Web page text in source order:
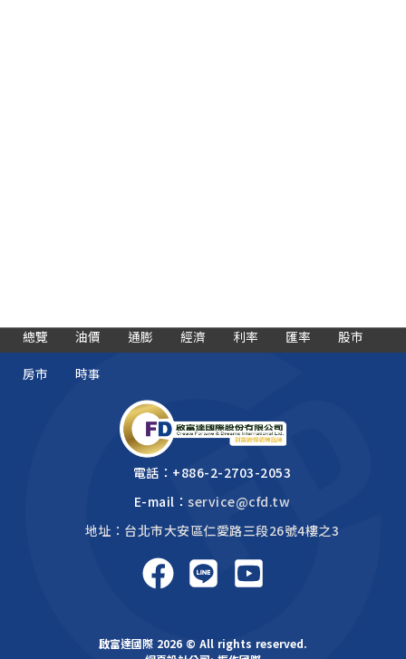
總覽 油價 通膨 經濟 利率 匯率 股市
房市 時事
電話： +886-2-2703-2053
E-mail：service@cfd.tw
地址：台北市大安區仁愛路三段26號4樓之3
啟富達國際 2026 © All rights reserved.